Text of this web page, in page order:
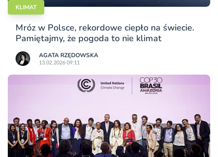
KLIMAT
Mróz w Polsce, rekordowe ciepło na świecie.
Pamiętajmy, że pogoda to nie klimat
AGATA RZĘDOWSKA
13.02.2026 09:11